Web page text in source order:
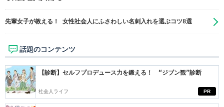
先輩女子が教える！ 女性社会人にふさわしい名刺入れを選ぶコツ8選
話題のコンテンツ
PR
【診断】セルフプロデュース力を鍛える！ “ジブン観”診断
社会人ライフ